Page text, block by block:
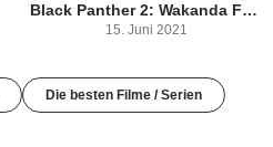
Black Panther 2: Wakanda Forever
15. Juni 2021
Die besten Filme / Serien